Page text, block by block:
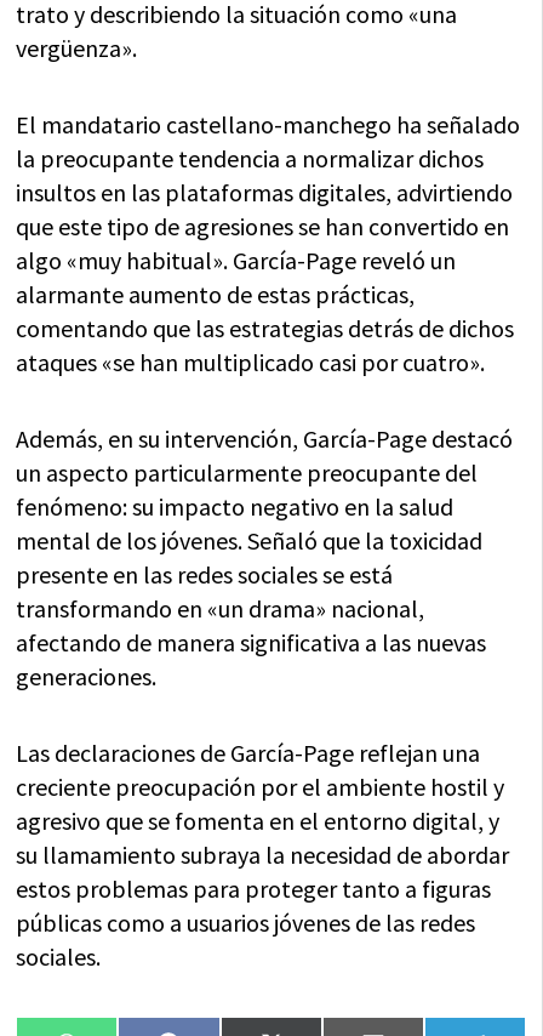
trato y describiendo la situación como «una
vergüenza».
El mandatario castellano-manchego ha señalado
la preocupante tendencia a normalizar dichos
insultos en las plataformas digitales, advirtiendo
que este tipo de agresiones se han convertido en
algo «muy habitual». García-Page reveló un
alarmante aumento de estas prácticas,
comentando que las estrategias detrás de dichos
ataques «se han multiplicado casi por cuatro».
Además, en su intervención, García-Page destacó
un aspecto particularmente preocupante del
fenómeno: su impacto negativo en la salud
mental de los jóvenes. Señaló que la toxicidad
presente en las redes sociales se está
transformando en «un drama» nacional,
afectando de manera significativa a las nuevas
generaciones.
Las declaraciones de García-Page reflejan una
creciente preocupación por el ambiente hostil y
agresivo que se fomenta en el entorno digital, y
su llamamiento subraya la necesidad de abordar
estos problemas para proteger tanto a figuras
públicas como a usuarios jóvenes de las redes
sociales.